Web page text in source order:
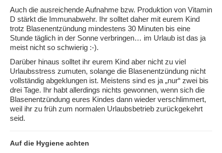
Auch die ausreichende Aufnahme bzw. Produktion von Vitamin
D stärkt die Immunabwehr. Ihr solltet daher mit eurem Kind
trotz Blasenentzündung mindestens 30 Minuten bis eine
Stunde täglich in der Sonne verbringen… im Urlaub ist das ja
meist nicht so schwierig :-).
Darüber hinaus solltet ihr eurem Kind aber nicht zu viel
Urlaubsstress zumuten, solange die Blasenentzündung nicht
vollständig abgeklungen ist. Meistens sind es ja „nur“ zwei bis
drei Tage. Ihr habt allerdings nichts gewonnen, wenn sich die
Blasenentzündung eures Kindes dann wieder verschlimmert,
weil ihr zu früh zum normalen Urlaubsbetrieb zurückgekehrt
seid.
Auf die Hygiene achten